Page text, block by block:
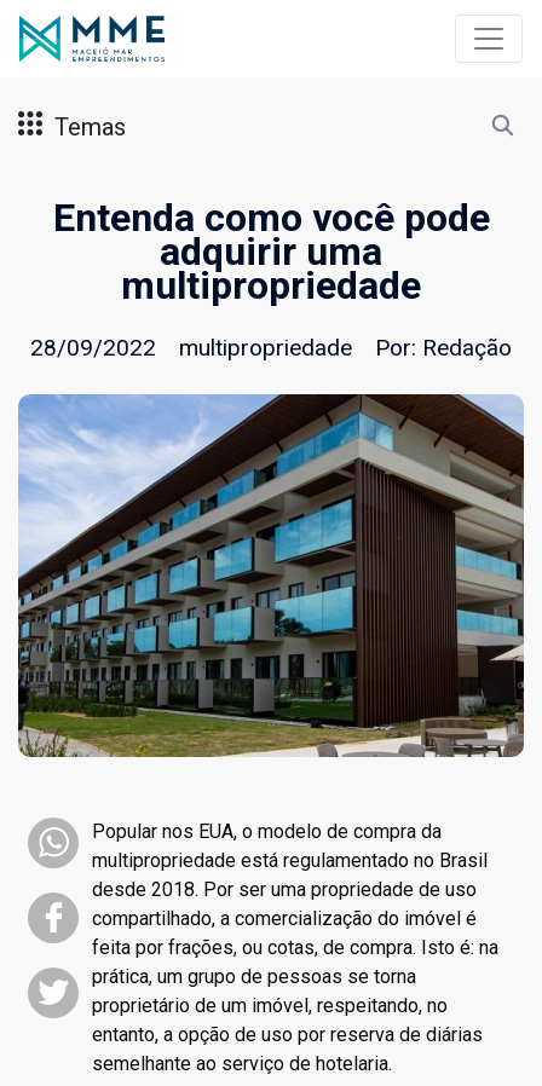
Temas
Entenda como você pode
adquirir uma
multipropriedade
28/09/2022 multipropriedade Por: Redação
Popular nos EUA, o modelo de compra da
multipropriedade está regulamentado no Brasil
desde 2018. Por ser uma propriedade de uso
compartilhado, a comercialização do imóvel é
feita por frações, ou cotas, de compra. Isto é: na
prática, um grupo de pessoas se torna
proprietário de um imóvel, respeitando, no
entanto, a opção de uso por reserva de diárias
semelhante ao serviço de hotelaria.